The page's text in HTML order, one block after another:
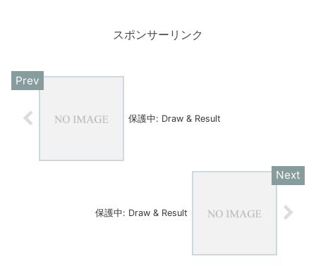
スポンサーリンク
保護中: Draw & Result
保護中: Draw & Result